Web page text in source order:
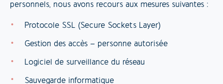
personnels, nous avons recours aux mesures suivantes :
Protocole SSL (Secure Sockets Layer)
Gestion des accès – personne autorisée
Logiciel de surveillance du réseau
Sauvegarde informatique